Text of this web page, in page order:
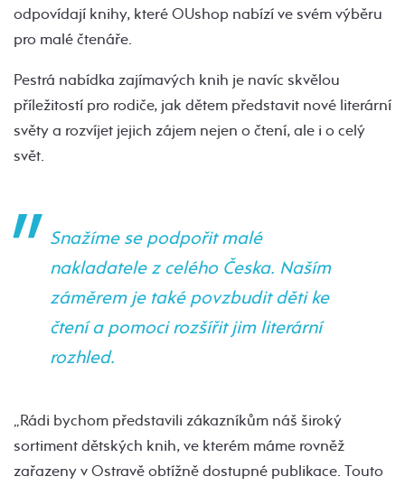
odpovídají knihy, které OUshop nabízí ve svém výběru
pro malé čtenáře.
Pestrá nabídka zajímavých knih je navíc skvělou
příležitostí pro rodiče, jak dětem představit nové literární
světy a rozvíjet jejich zájem nejen o čtení, ale i o celý
svět.
Snažíme se podpořit malé
nakladatele z celého Česka. Naším
záměrem je také povzbudit děti ke
čtení a pomoci rozšířit jim literární
rozhled.
„Rádi bychom představili zákazníkům náš široký
sortiment dětských knih, ve kterém máme rovněž
zařazeny v Ostravě obtížně dostupné publikace. Touto